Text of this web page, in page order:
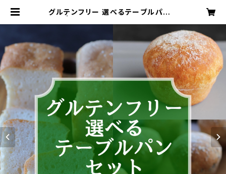
グルテンフリー 選べるテーブルパンセ